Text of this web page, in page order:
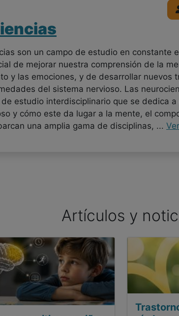
son un campo de estudio en constante
de mejorar nuestra comprensión de la
y las emociones, y de desarrollar nuevos
del sistema nervioso. Las
estudio interdisciplinario que se dedica a
y cómo este da lugar a la mente, el
una amplia gama de disciplinas, ...
Artículos y